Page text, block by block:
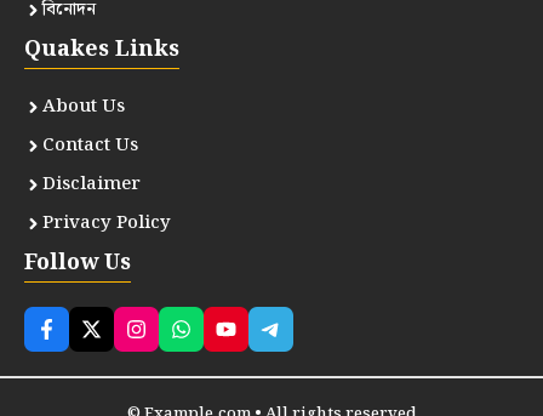
বিনোদন
Quakes Links
About Us
Contact Us
Disclaimer
Privacy Policy
Follow Us